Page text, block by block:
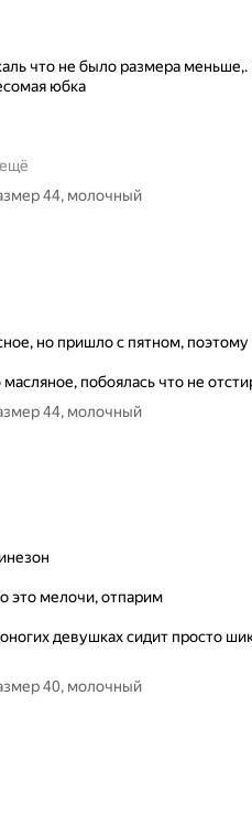
что не было размера
юбка
44, молочный
но пришло с пятном, поэтому
побоялась что не
44, молочный
это мелочи, отпарим
девушках сидит просто
40, молочный